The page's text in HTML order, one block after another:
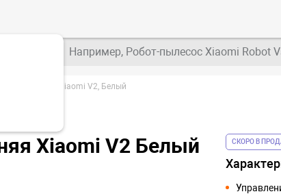
Например, Робот-пылесос Xiaomi Robot
домашняя Xiaomi V2, Белый
Xiaomi V2 Белый СКОРО В